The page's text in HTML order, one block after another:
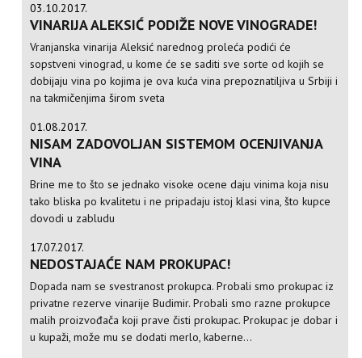
03.10.2017.
VINARIJA ALEKSIĆ PODIŽE NOVE VINOGRADE!
Vranjanska vinarija Aleksić narednog proleća podići će
sopstveni vinograd, u kome će se saditi sve sorte od kojih se
dobijaju vina po kojima je ova kuća vina prepoznatiljiva u Srbiji i
na takmičenjima širom sveta
01.08.2017.
NISAM ZADOVOLJAN SISTEMOM OCENJIVANJA
VINA
Brine me to što se jednako visoke ocene daju vinima koja nisu
tako bliska po kvalitetu i ne pripadaju istoj klasi vina, što kupce
dovodi u zabludu
17.07.2017.
NEDOSTAJAĆE NAM PROKUPAC!
Dopada nam se svestranost prokupca. Probali smo prokupac iz
privatne rezerve vinarije Budimir. Probali smo razne prokupce
malih proizvođača koji prave čisti prokupac. Prokupac je dobar i
u kupaži, može mu se dodati merlo, kaberne...